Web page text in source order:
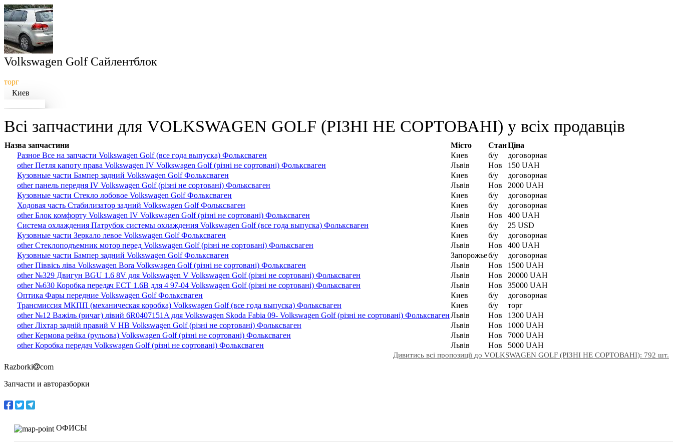
Volkswagen Golf Сайлентблок
торг
Киев
Всі запчастини для VOLKSWAGEN GOLF (РІЗНІ НЕ СОРТОВАНІ) у всіх продавців
Назва запчастини Місто СтанЦіна
Разное Все на запчасти Volkswagen Golf (все года выпуска) Фольксваген
Киев б/у
договорная
other Петля капоту права Volkswagen IV Volkswagen Golf (різні не сортовані) Фольксваген
Львів Нов
150 UAH
Кузовные части Бампер задний Volkswagen Golf Фольксваген
Киев б/у
договорная
other панель передня IV Volkswagen Golf (різні не сортовані) Фольксваген
Львів Нов
2000 UAH
Кузовные части Стекло лобовое Volkswagen Golf Фольксваген
Киев б/у
договорная
Ходовая часть Стабилизатор задний Volkswagen Golf Фольксваген
Киев б/у
договорная
other Блок комфорту Volkswagen IV Volkswagen Golf (різні не сортовані) Фольксваген
Львів Нов
400 UAH
Система охлаждения Патрубок системы охлаждения Volkswagen Golf (все года выпуска) Фольксваген
Киев б/у
25 USD
Кузовные части Зеркало левое Volkswagen Golf Фольксваген
Киев б/у
договорная
other Стеклоподъемник мотор перед Volkswagen Golf (різні не сортовані) Фольксваген
Львів Нов
400 UAH
Кузовные части Бампер задний Volkswagen Golf Фольксваген
Запорожьеб/у
договорная
other Піввісь ліва Volkswagen Bora Volkswagen Golf (різні не сортовані) Фольксваген
Львів Нов
1500 UAH
other №329 Двигун BGU 1.6 8V для Volkswagen V Volkswagen Golf (різні не сортовані) Фольксваген
Львів Нов
20000 UAH
other №630 Коробка передач ECT 1.6B для 4 97-04 Volkswagen Golf (різні не сортовані) Фольксваген
Львів Нов
35000 UAH
Оптика Фары передние Volkswagen Golf Фольксваген
Киев б/у
договорная
Трансмиссия МКПП (механическая коробка) Volkswagen Golf (все года выпуска) Фольксваген
Киев б/у
торг
other №12 Важіль (ричаг) лівий 6R0407151A для Volkswagen Skoda Fabia 09- Volkswagen Golf (різні не сортовані) ФольксвагенЛьвів Нов
1300 UAH
other Ліхтар задній правий V HB Volkswagen Golf (різні не сортовані) Фольксваген
Львів Нов
1000 UAH
other Кермова рейка (рульова) Volkswagen Golf (різні не сортовані) Фольксваген
Львів Нов
7000 UAH
other Коробка передач Volkswagen Golf (різні не сортовані) Фольксваген
Львів Нов 5000 UAH
Дивитись всі пропозиції до VOLKSWAGEN GOLF (РІЗНІ НЕ СОРТОВАНІ): 792 шт.
Razborki
com
Запчасти и авторазборки
ОФИСЫ